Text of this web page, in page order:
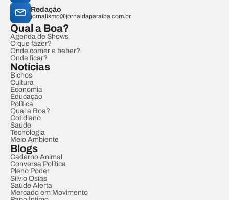
Redação
jornalismo@jornaldaparaiba.com.br
Qual a Boa?
Agenda de Shows
O que fazer?
Onde comer e beber?
Onde ficar?
Notícias
Bichos
Cultura
Economia
Educação
Política
Qual a Boa?
Cotidiano
Saúde
Tecnologia
Meio Ambiente
Blogs
Caderno Animal
Conversa Política
Pleno Poder
Sílvio Osias
Saúde Alerta
Mercado em Movimento